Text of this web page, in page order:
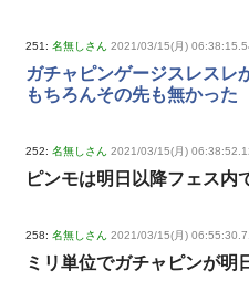
251: 名無しさん 2021/03/15(月)
ガチャピンゲージスレスレ
もちろんその先も無かった
252: 名無しさん 2021/03/15(月)
ピンモは明日以降フェス内
258: 名無しさん 2021/03/15(月)
ミリ単位でガチャピンが明